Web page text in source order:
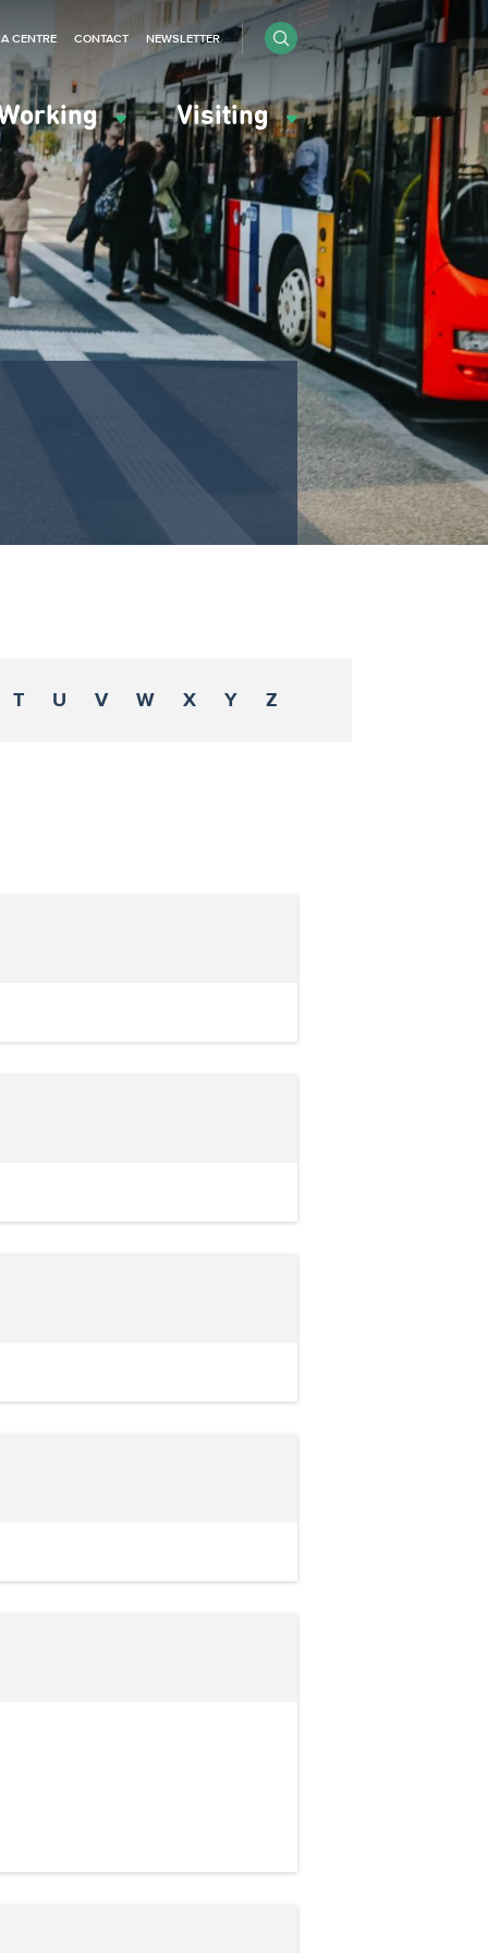
Visiting
CENTRE CONTACT NEWSLETTER
T U V W X Y Z